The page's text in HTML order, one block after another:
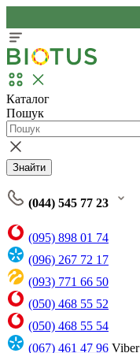
Каталог
Пошук
Знайти
(044) 545 77 23
(095) 898 01 74
(096) 267 72 17
(093) 771 66 50
(050) 468 55 52
(050) 468 55 54
(067) 461 47 96 Viber